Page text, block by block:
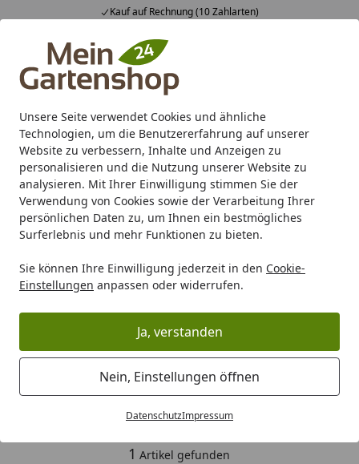
Unsere Seite verwendet Cookies und ähnliche
Technologien, um die Benutzererfahrung auf unserer
Website zu verbessern, Inhalte und Anzeigen zu
personalisieren und die Nutzung unserer Website zu
analysieren. Mit Ihrer Einwilligung stimmen Sie der
Verwendung von Cookies sowie der Verarbeitung Ihrer
persönlichen Daten zu, um Ihnen ein bestmögliches
Surferlebnis und mehr Funktionen zu bieten.
Sie können Ihre Einwilligung jederzeit in den Cookie-
Einstellungen anpassen oder widerrufen.
Ja, verstanden
Nein, Einstellungen öffnen
DatenschutzImpressum
Kauf auf Rechnung (10 Zahlarten)
Alle Produkte
Mein Konto
Suchen
Karibu Pools inkl. gratis Sandfilteranlage & Pool-
Starterset (Gesamtwert bis 468,99€)
Startseite
Marken Biohort Biohort Rasenrobotergarage Charly
Biohort Rasenrobotergarage Charly
Biohort Rasenrobotergarage Charly
Ihre Artikelübersicht
1 Artikel gefunden